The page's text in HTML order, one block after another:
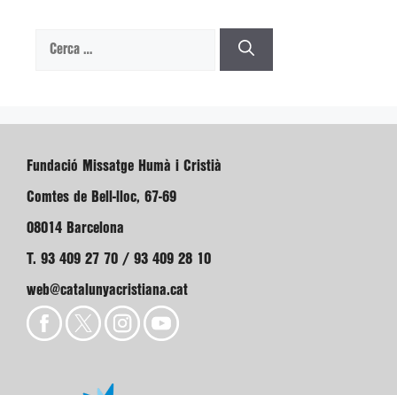
Cerca:
Fundació Missatge Humà i Cristià
Comtes de Bell-lloc, 67-69
08014 Barcelona
T. 93 409 27 70 / 93 409 28 10
web@catalunyacristiana.cat